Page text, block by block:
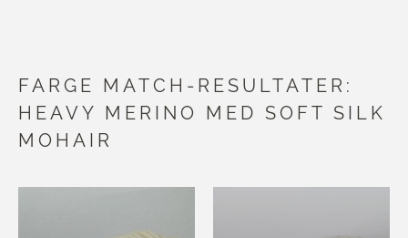
FARGE MATCH-RESULTATER:
HEAVY MERINO MED SOFT SILK
MOHAIR